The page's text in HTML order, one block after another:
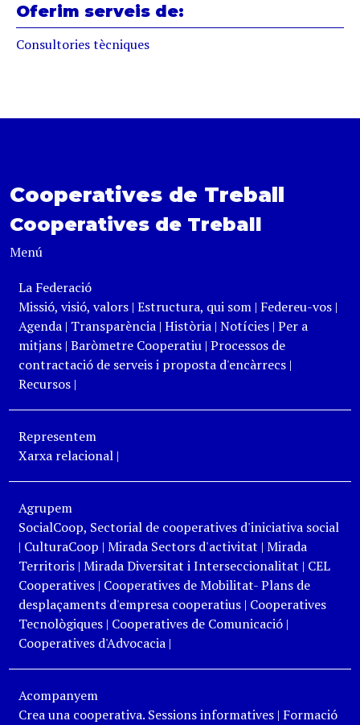
Oferim serveis de:
Consultories tècniques
Cooperatives de Treball
Cooperatives de Treball
Menú
La Federació
Missió, visió, valors| Estructura, qui som| Federeu-vos|
Agenda | Transparència| Història| Notícies | Per a
mitjans| Baròmetre Cooperatiu| Processos de
contractació de serveis i proposta d'encàrrecs|
Recursos|
Representem
Xarxa relacional|
Agrupem
SocialCoop, Sectorial de cooperatives d'iniciativa social
| CulturaCoop | Mirada Sectors d'activitat | Mirada
Territoris| Mirada Diversitat i Interseccionalitat | CEL
Cooperatives| Cooperatives de Mobilitat- Plans de
desplaçaments d'empresa cooperatius| Cooperatives
Tecnològiques| Cooperatives de Comunicació|
Cooperatives d'Advocacia|
Acompanyem
Crea una cooperativa. Sessions informatives| Formació